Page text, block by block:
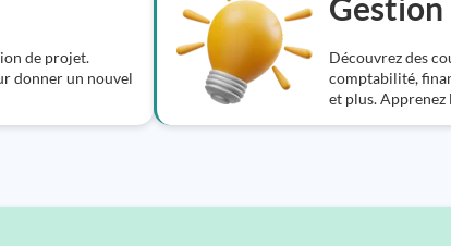
de projet.
donner un nouvel
Découvrez des
comptabilité,
et plus.